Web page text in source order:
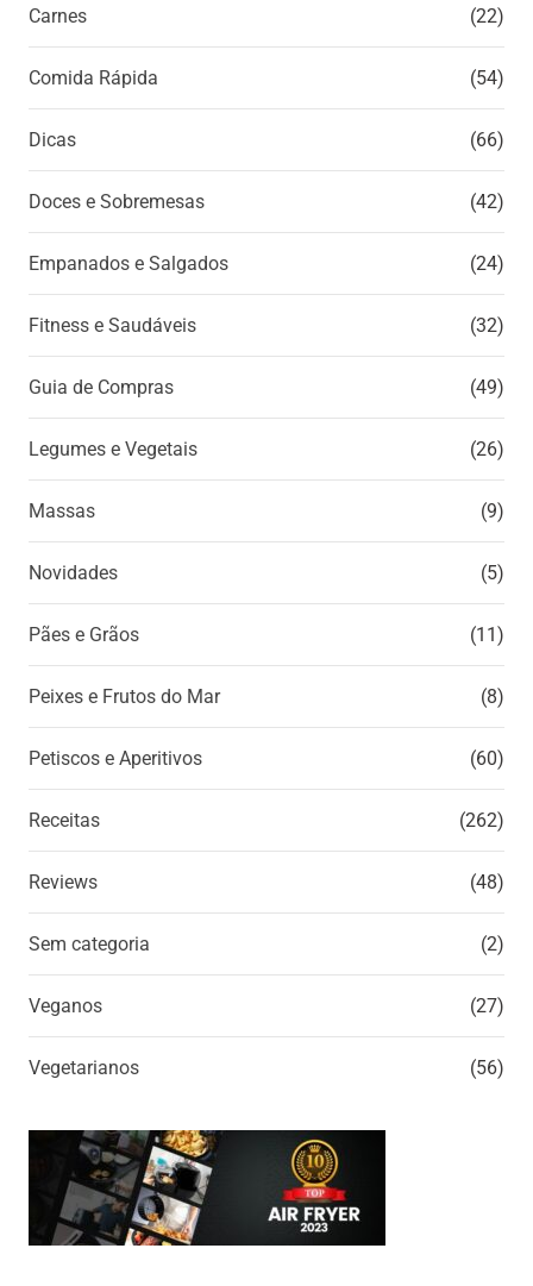
Carnes (22)
Comida Rápida (54)
Dicas (66)
Doces e Sobremesas (42)
Empanados e Salgados (24)
Fitness e Saudáveis (32)
Guia de Compras (49)
Legumes e Vegetais (26)
Massas (9)
Novidades (5)
Pães e Grãos (11)
Peixes e Frutos do Mar (8)
Petiscos e Aperitivos (60)
Receitas (262)
Reviews (48)
Sem categoria (2)
Veganos (27)
Vegetarianos (56)